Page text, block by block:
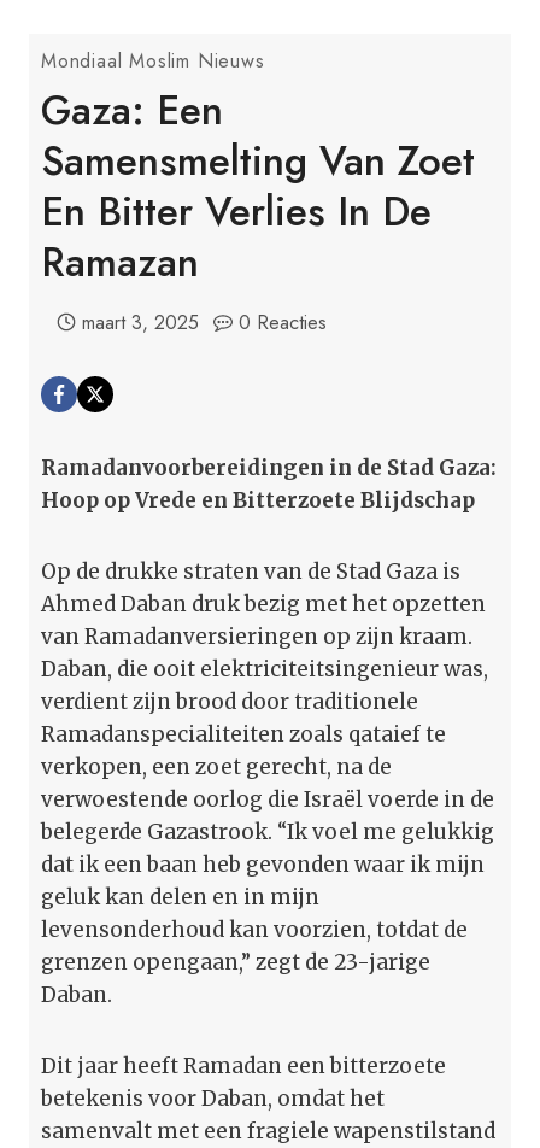
Mondiaal Moslim Nieuws
Gaza: Een
Samensmelting Van Zoet
En Bitter Verlies In De
Ramazan
maart 3, 2025 0 Reacties
Ramadanvoorbereidingen in de Stad Gaza:
Hoop op Vrede en Bitterzoete Blijdschap
Op de drukke straten van de Stad Gaza is
Ahmed Daban druk bezig met het opzetten
van Ramadanversieringen op zijn kraam.
Daban, die ooit elektriciteitsingenieur was,
verdient zijn brood door traditionele
Ramadanspecialiteiten zoals qataief te
verkopen, een zoet gerecht, na de
verwoestende oorlog die Israël voerde in de
belegerde Gazastrook. “Ik voel me gelukkig
dat ik een baan heb gevonden waar ik mijn
geluk kan delen en in mijn
levensonderhoud kan voorzien, totdat de
grenzen opengaan,” zegt de 23-jarige
Daban.
Dit jaar heeft Ramadan een bitterzoete
betekenis voor Daban, omdat het
samenvalt met een fragiele wapenstilstand